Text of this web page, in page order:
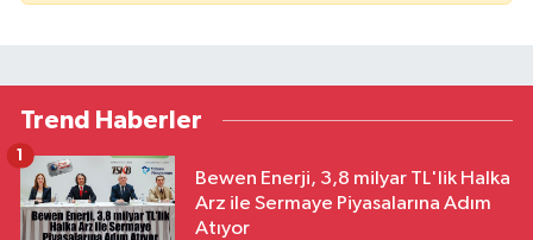
Trend Haberler
Bewen Enerji, 3,8 milyar TL'lik Halka
Arz ile Sermaye Piyasalarına Adım
Atıyor
1